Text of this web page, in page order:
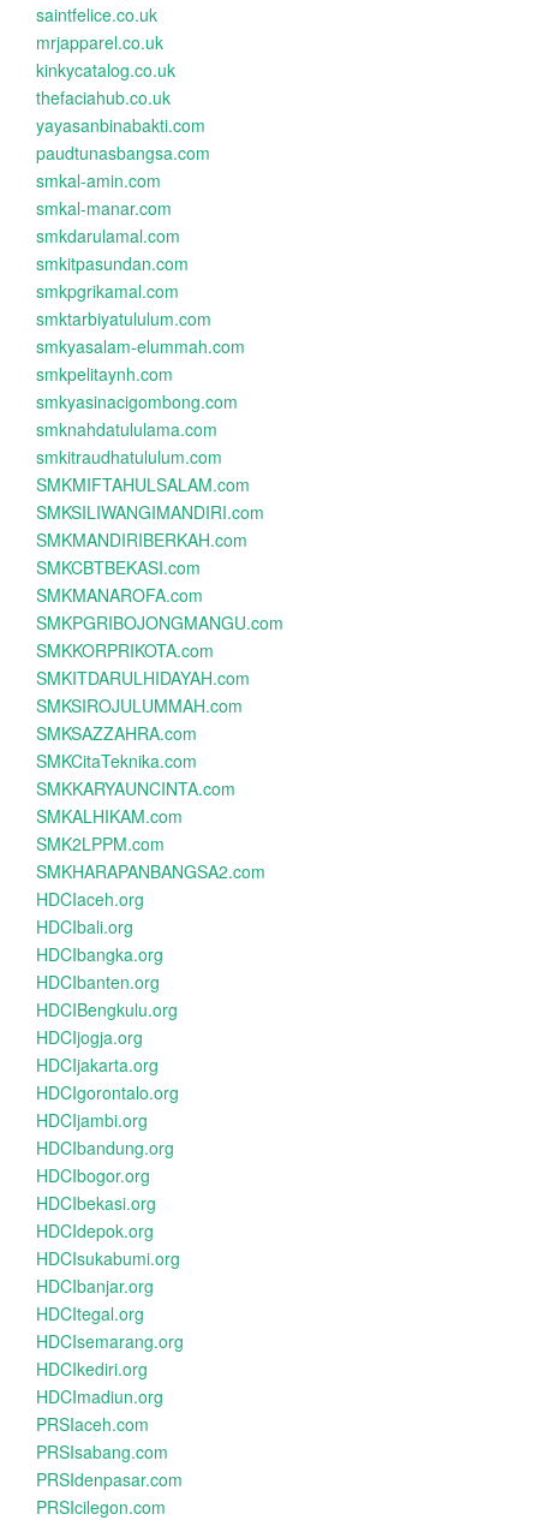
saintfelice.co.uk
mrjapparel.co.uk
kinkycatalog.co.uk
thefaciahub.co.uk
yayasanbinabakti.com
paudtunasbangsa.com
smkal-amin.com
smkal-manar.com
smkdarulamal.com
smkitpasundan.com
smkpgrikamal.com
smktarbiyatululum.com
smkyasalam-elummah.com
smkpelitaynh.com
smkyasinacigombong.com
smknahdatululama.com
smkitraudhatululum.com
SMKMIFTAHULSALAM.com
SMKSILIWANGIMANDIRI.com
SMKMANDIRIBERKAH.com
SMKCBTBEKASI.com
SMKMANAROFA.com
SMKPGRIBOJONGMANGU.com
SMKKORPRIKOTA.com
SMKITDARULHIDAYAH.com
SMKSIROJULUMMAH.com
SMKSAZZAHRA.com
SMKCitaTeknika.com
SMKKARYAUNCINTA.com
SMKALHIKAM.com
SMK2LPPM.com
SMKHARAPANBANGSA2.com
HDCIaceh.org
HDCIbali.org
HDCIbangka.org
HDCIbanten.org
HDCIBengkulu.org
HDCIjogja.org
HDCIjakarta.org
HDCIgorontalo.org
HDCIjambi.org
HDCIbandung.org
HDCIbogor.org
HDCIbekasi.org
HDCIdepok.org
HDCIsukabumi.org
HDCIbanjar.org
HDCItegal.org
HDCIsemarang.org
HDCIkediri.org
HDCImadiun.org
PRSIaceh.com
PRSIsabang.com
PRSIdenpasar.com
PRSIcilegon.com